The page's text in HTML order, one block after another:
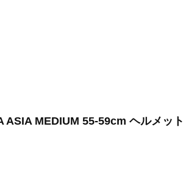
MEDIUM 55-59cm ヘルメット